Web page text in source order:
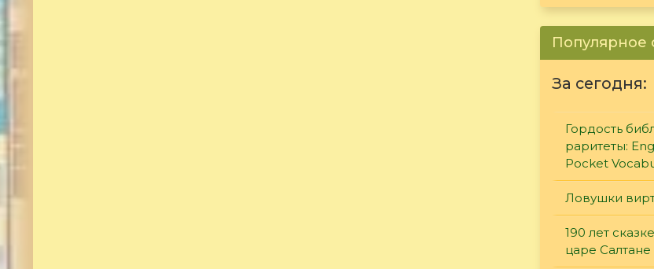
За сегодня:
Гордость
раритеты:
Pocket
Ловушки
190 лет
царе Салтане